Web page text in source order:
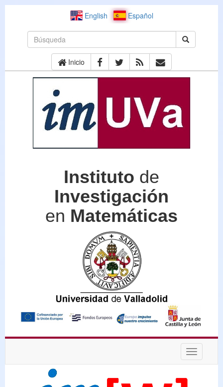
English Español
Inicio
Instituto de
Investigación
en Matemáticas
Desplegar